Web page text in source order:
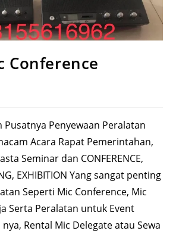
Conference
Pusatnya Penyewaan Peralatan
Acara Rapat Pemerintahan,
Seminar dan CONFERENCE,
EXHIBITION Yang sangat penting
Seperti Mic Conference, Mic
Serta Peralatan untuk Event
Rental Mic Delegate atau Sewa